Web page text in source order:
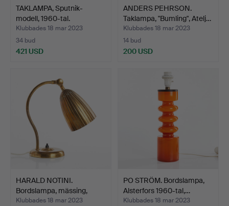
TAKLAMPA, Sputnik-
modell, 1960-tal.
Klubbades 18 mar 2023
34 bud
421 USD
ANDERS PEHRSON.
Taklampa, "Bumling", Atelj…
Klubbades 18 mar 2023
14 bud
200 USD
HARALD NOTINI.
Bordslampa, mässing,
modell…
Klubbades 18 mar 2023
PO STRÖM. Bordslampa,
Alsterfors 1960-tal,…
Klubbades 18 mar 2023